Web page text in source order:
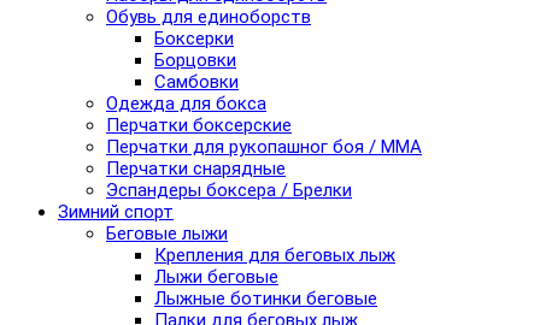
Обувь для единоборств
Боксерки
Борцовки
Самбовки
Одежда для бокса
Перчатки боксерские
Перчатки для рукопашног боя / ММА
Перчатки снарядные
Эспандеры боксера / Брелки
Зимний спорт
Беговые лыжи
Крепления для беговых лыж
Лыжи беговые
Лыжные ботинки беговые
Палки для беговых лыж